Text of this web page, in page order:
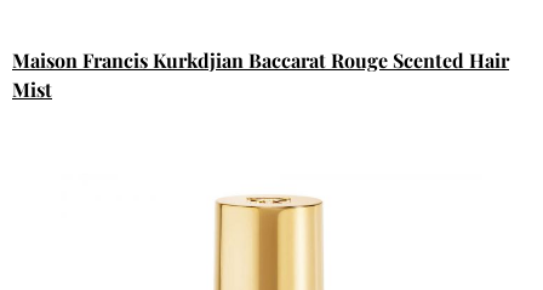
Maison Francis Kurkdjian Baccarat Rouge Scented Hair
Mist